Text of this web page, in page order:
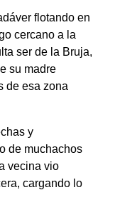
flotando en
cercano a la
ser de la Bruja,
su madre
de esa zona
y
de muchachos
vecina vio
cargando lo